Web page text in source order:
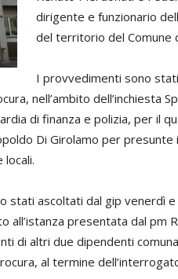
dirigente e funzionario
del territorio del Comune
I provvedimenti sono
nell’ambito dell’inchiesta
di finanza e polizia, per il
Di Girolamo per
locali.
stati ascoltati dal gip venerdì
all’istanza presentata dal pm
di altri due dipendenti
al termine